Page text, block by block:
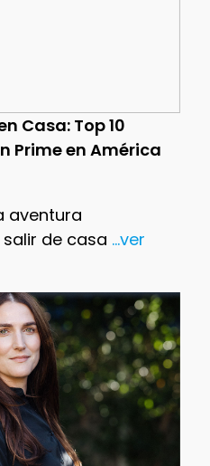
Casa: Top 10
Prime en América
aventura
de casa ...ver